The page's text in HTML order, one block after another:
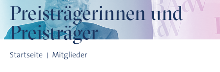
Preisträgerinnen und
Preisträger
Startseite Mitglieder